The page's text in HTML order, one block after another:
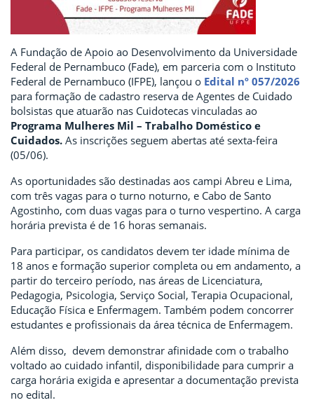
A Fundação de Apoio ao Desenvolvimento da Universidade
Federal de Pernambuco (Fade), em parceria com o Instituto
Federal de Pernambuco (IFPE), lançou o Edital nº 057/2026
para formação de cadastro reserva de Agentes de Cuidado
bolsistas que atuarão nas Cuidotecas vinculadas ao
Programa Mulheres Mil – Trabalho Doméstico e
Cuidados. As inscrições seguem abertas até sexta-feira
(05/06).
As oportunidades são destinadas aos campi Abreu e Lima,
com três vagas para o turno noturno, e Cabo de Santo
Agostinho, com duas vagas para o turno vespertino. A carga
horária prevista é de 16 horas semanais.
Para participar, os candidatos devem ter idade mínima de
18 anos e formação superior completa ou em andamento, a
partir do terceiro período, nas áreas de Licenciatura,
Pedagogia, Psicologia, Serviço Social, Terapia Ocupacional,
Educação Física e Enfermagem. Também podem concorrer
estudantes e profissionais da área técnica de Enfermagem.
Além disso, devem demonstrar afinidade com o trabalho
voltado ao cuidado infantil, disponibilidade para cumprir a
carga horária exigida e apresentar a documentação prevista
no edital.